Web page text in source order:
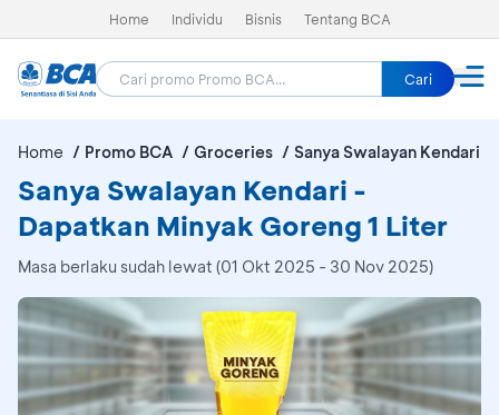
Home Individu Bisnis Tentang BCA
Cari
Home Promo BCA Groceries Sanya Swalayan Kendari
Sanya Swalayan Kendari -
Dapatkan Minyak Goreng 1 Liter
Masa berlaku sudah lewat (01 Okt 2025 - 30 Nov 2025)